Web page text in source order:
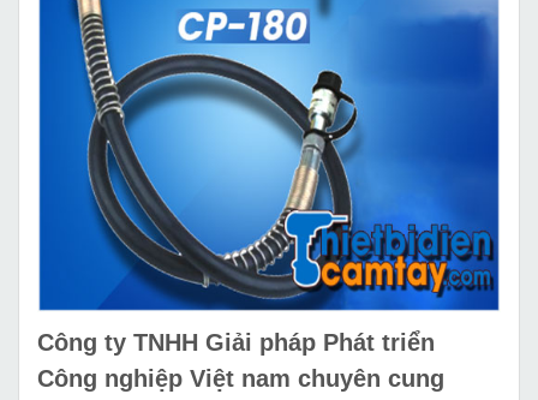
Công ty TNHH Giải pháp Phát triển
Công nghiệp Việt nam chuyên cung